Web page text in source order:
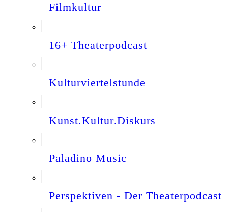
Filmkultur
16+ Theaterpodcast
Kulturviertelstunde
Kunst.Kultur.Diskurs
Paladino Music
Perspektiven - Der Theaterpodcast